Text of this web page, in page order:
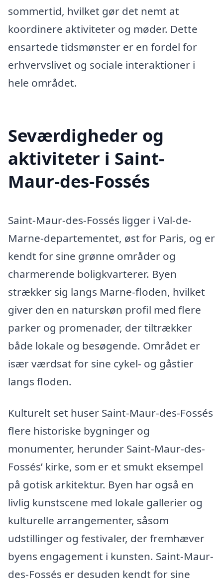
sommertid, hvilket gør det nemt at
koordinere aktiviteter og møder. Dette
ensartede tidsmønster er en fordel for
erhvervslivet og sociale interaktioner i
hele området.
Seværdigheder og
aktiviteter i Saint-
Maur-des-Fossés
Saint-Maur-des-Fossés ligger i Val-de-
Marne-departementet, øst for Paris, og er
kendt for sine grønne områder og
charmerende boligkvarterer. Byen
strækker sig langs Marne-floden, hvilket
giver den en naturskøn profil med flere
parker og promenader, der tiltrækker
både lokale og besøgende. Området er
især værdsat for sine cykel- og gåstier
langs floden.
Kulturelt set huser Saint-Maur-des-Fossés
flere historiske bygninger og
monumenter, herunder Saint-Maur-des-
Fossés’ kirke, som er et smukt eksempel
på gotisk arkitektur. Byen har også en
livlig kunstscene med lokale gallerier og
kulturelle arrangementer, såsom
udstillinger og festivaler, der fremhæver
byens engagement i kunsten. Saint-Maur-
des-Fossés er desuden kendt for sine